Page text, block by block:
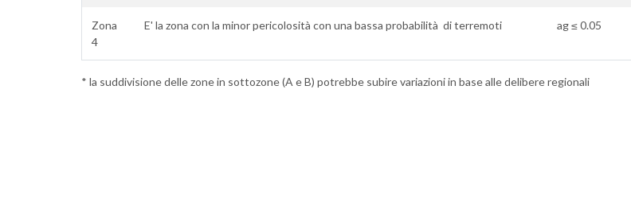
Zona
4
E' la zona con la minor pericolosità con una bassa probabilità di terremoti ag ≤ 0.05
* la suddivisione delle zone in sottozone (A e B) potrebbe subire variazioni in base alle delibere regionali